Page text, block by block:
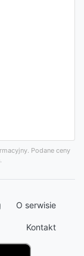
Podane ceny
O serwisie
Kontakt